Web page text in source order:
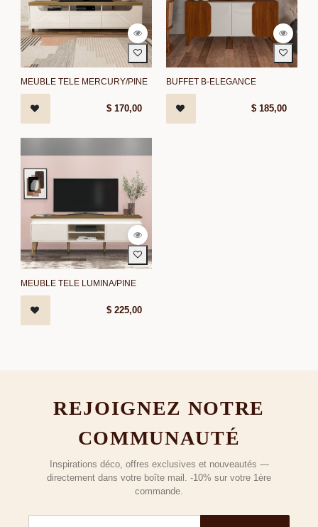
MEUBLE TELE MERCURY/PINE
$ 170,00
BUFFET B-ELEGANCE
$185,00
MEUBLE TELE LUMINA/PINE
$ 225,00
REJOIGNEZ NOTRE
COMMUNAUTÉ
Inspirations déco, offres exclusives et nouveautés —
directement dans votre boîte mail. -10% sur votre 1ère
commande.